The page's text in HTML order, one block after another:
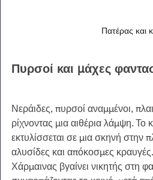
Πατέρας και
Πυρσοί και μάχες
Νεράιδες, πυρσοί αναμμένοι,
ρίχνοντας μια αιθέρια λάμψη. Το
εκτυλίσσεται σε μια σκηνή στην
αλυσίδες και απόκοσμες κραυγές.
Χάρμαινας βγαίνει νικητής στη